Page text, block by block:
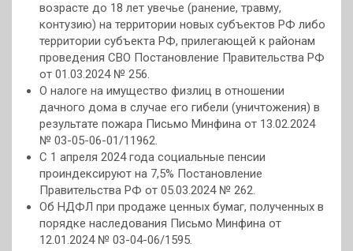
возрасте до 18 лет увечье (ранение, травму,
контузию) на территории новых субъектов РФ либо
территории субъекта РФ, прилегающей к районам
проведения СВО Постановление Правительства РФ
от 01.03.2024 № 256.
О налоге на имущество физлиц в отношении
дачного дома в случае его гибели (уничтожения) в
результате пожара Письмо Минфина от 13.02.2024
№ 03-05-06-01/11962.
С 1 апреля 2024 года социальные пенсии
проиндексируют на 7,5% Постановление
Правительства РФ от 05.03.2024 № 262.
Об НДФЛ при продаже ценных бумаг, полученных в
порядке наследования Письмо Минфина от
12.01.2024 № 03-04-06/1595.